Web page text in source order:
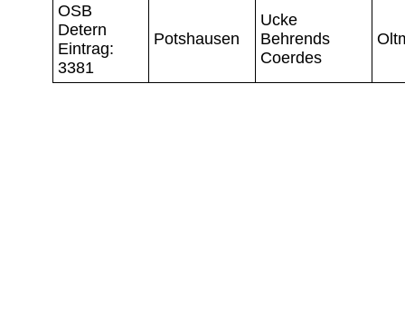
OSB
Detern
Eintrag:
3381
Potshausen
Ucke
Behrends
Coerdes